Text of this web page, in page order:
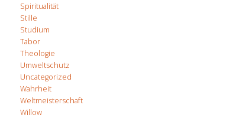
Spiritualität
Stille
Studium
Tabor
Theologie
Umweltschutz
Uncategorized
Wahrheit
Weltmeisterschaft
Willow